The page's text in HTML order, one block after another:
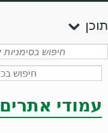
תוכן
עמודי אתרים